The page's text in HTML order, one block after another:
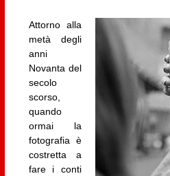
Attorno alla
metà degli
anni
Novanta del
secolo
scorso,
quando
ormai la
fotografia è
costretta a
fare i conti